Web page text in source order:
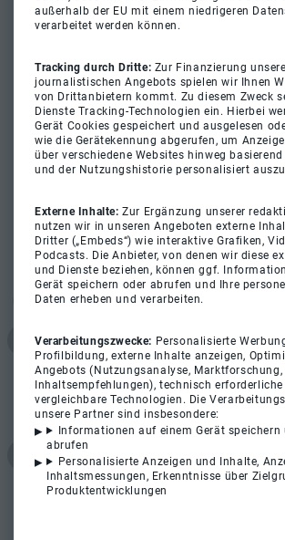
außerhalb der EU mit einem niedrigeren
verarbeitet werden können.
Tracking durch Dritte: Zur Finanzierung
journalistischen Angebots spielen wir Ihnen
von Drittanbietern kommt. Zu diesem Zweck
Dienste Tracking-Technologien ein. Hierbei
Gerät Cookies gespeichert und ausgelesen
wie die Gerätekennung abgerufen, um
über verschiedene Websites hinweg
und der Nutzungshistorie personalisiert
Externe Inhalte:Zur Ergänzung unserer
nutzen wir in unseren Angeboten externe
Dritter („Embeds“) wie interaktive Grafiken,
Podcasts. Die Anbieter, von denen wir diese
und Dienste beziehen, können ggf.
Gerät speichern oder abrufen und Ihre
Daten erheben und verarbeiten.
Verarbeitungszwecke: Personalisierte
Profilbildung, externe Inhalte anzeigen,
Angebots (Nutzungsanalyse, Marktforschung,
Inhaltsempfehlungen), technisch
vergleichbare Technologien. Die
unsere Partner sind insbesondere:
Informationen auf einem Gerät speichern
abrufen
Personalisierte Anzeigen und Inhalte,
Inhaltsmessungen, Erkenntnisse über
Produktentwicklungen